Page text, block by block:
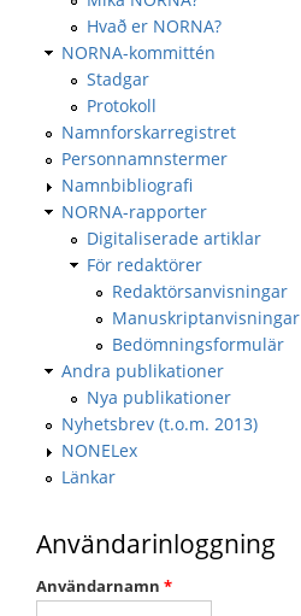
Hvað er NORNA?
NORNA-kommittén
Stadgar
Protokoll
Namnforskarregistret
Personnamnstermer
Namnbibliografi
NORNA-rapporter
Digitaliserade artiklar
För redaktörer
Redaktörsanvisningar
Manuskriptanvisningar
Bedömningsformulär
Andra publikationer
Nya publikationer
Nyhetsbrev (t.o.m. 2013)
NONELex
Länkar
Användarinloggning
Användarnamn *